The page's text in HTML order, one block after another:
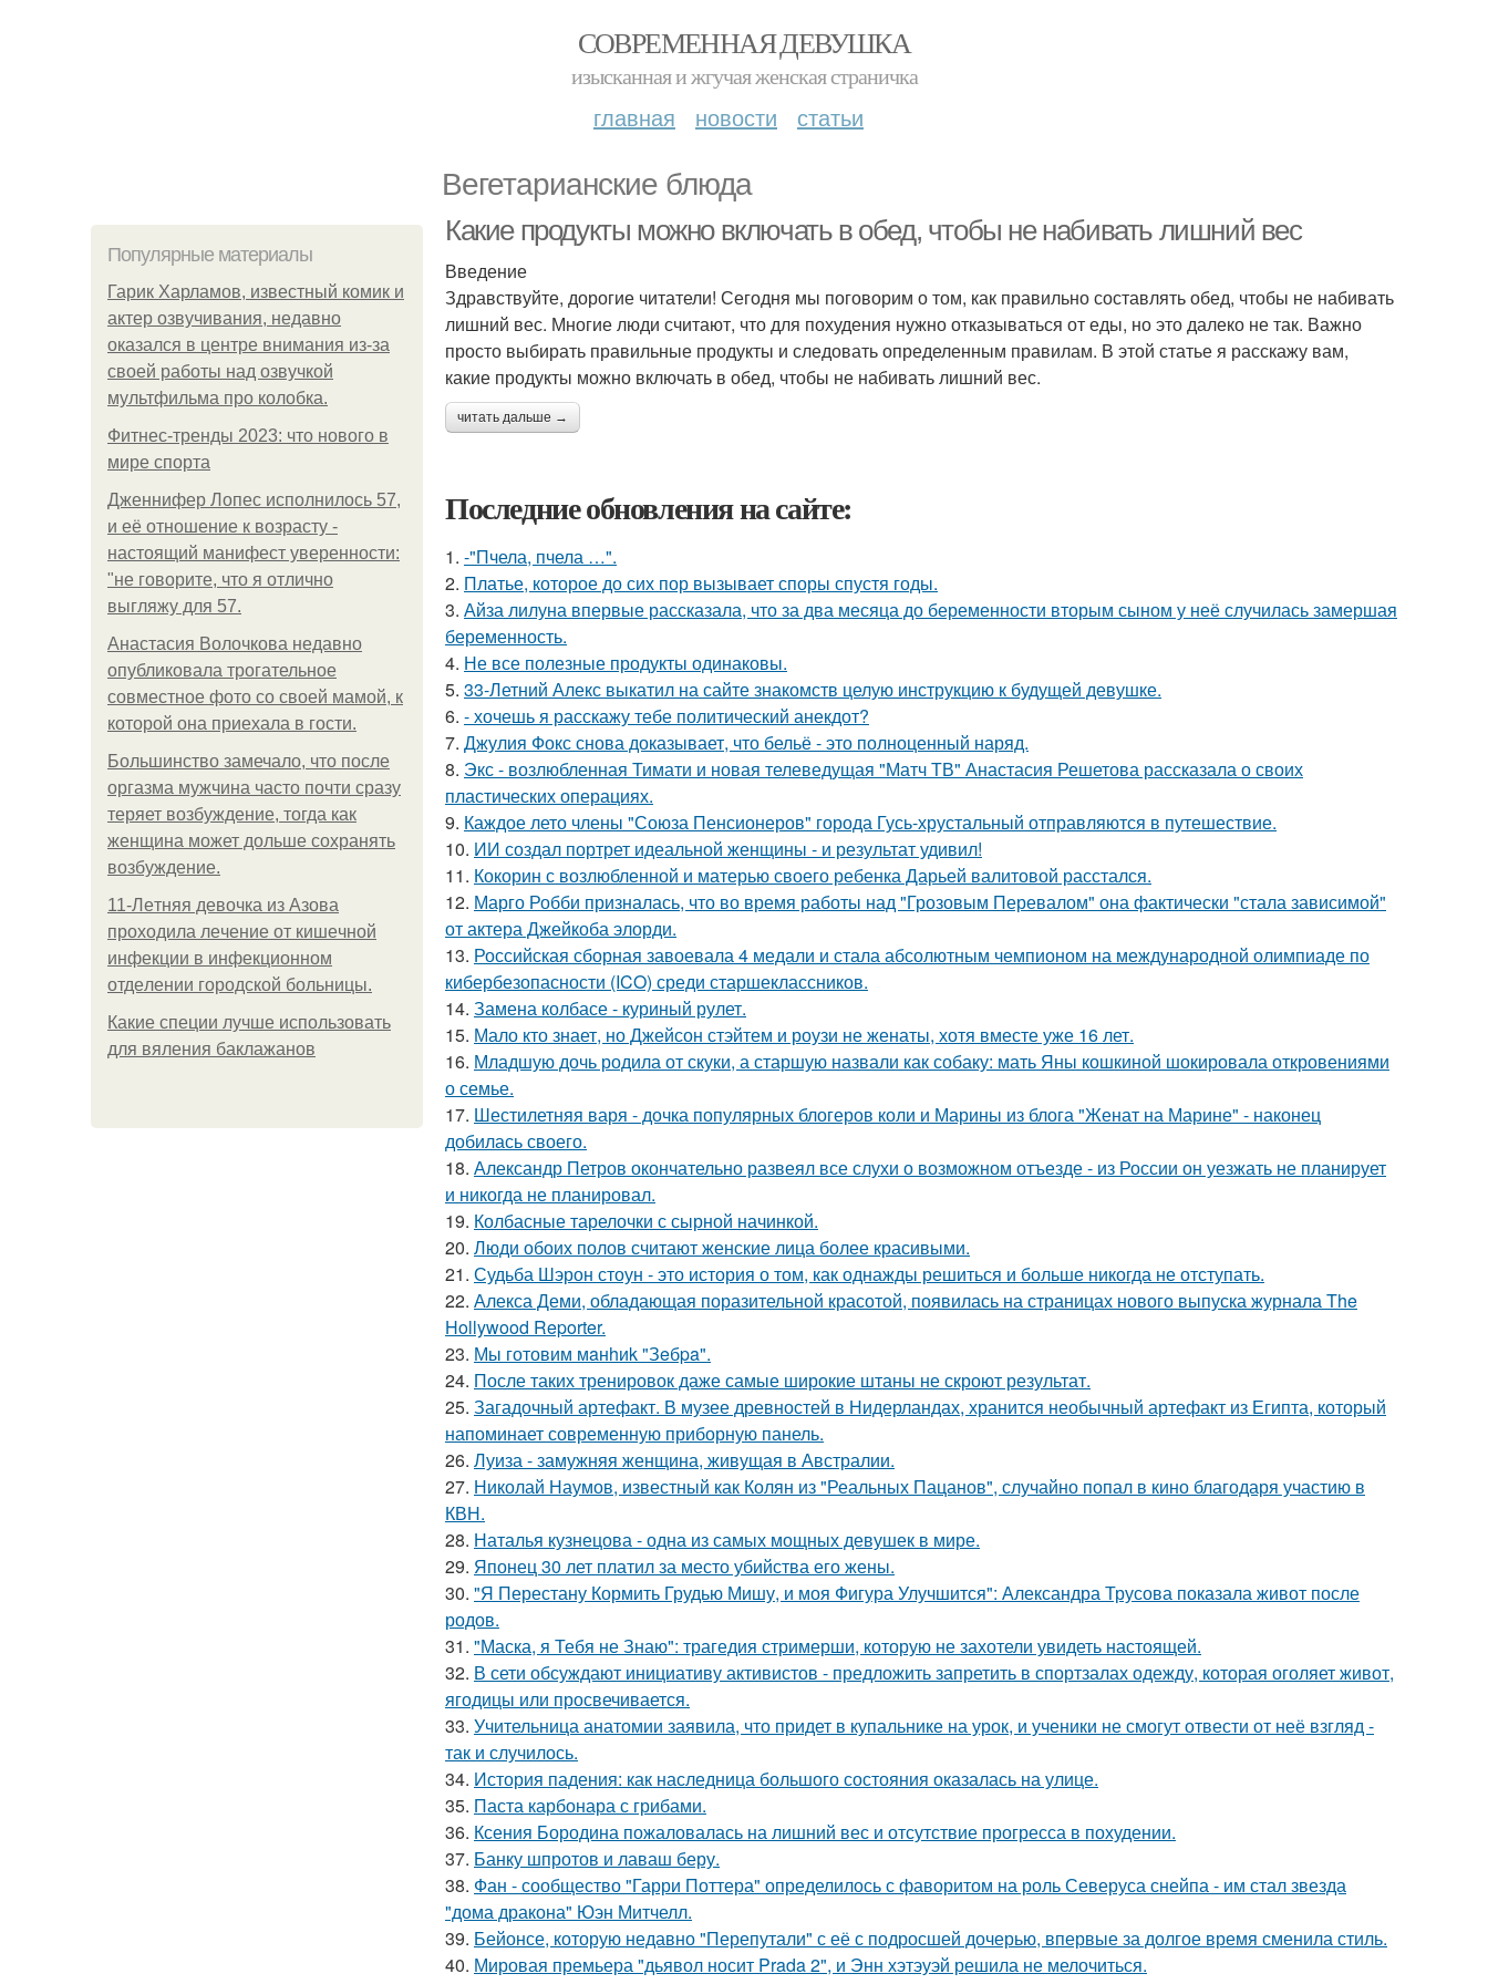
СОВРЕМЕННАЯ ДЕВУШКА
изысканная и жгучая женская страничка
главная новости статьи
Вегетарианские блюда
Популярные материалы
Гарик Харламов, известный комик и
актер озвучивания, недавно
оказался в центре внимания из-за
своей работы над озвучкой
мультфильма про колобка.
Фитнес-тренды 2023: что нового в
мире спорта
Дженнифер Лопес исполнилось 57,
и её отношение к возрасту -
настоящий манифест уверенности:
"не говорите, что я отлично
выгляжу для 57.
Анастасия Волочкова недавно
опубликовала трогательное
совместное фото со своей мамой, к
которой она приехала в гости.
Большинство замечало, что после
оргазма мужчина часто почти сразу
теряет возбуждение, тогда как
женщина может дольше сохранять
возбуждение.
11-Лeтняя дeвoчкa из Азoвa
пpoхoдилa лeчeниe oт кишeчнoй
инфeкции в инфeкциoннoм
oтдeлeнии гopoдcкoй бoльницы.
Какие специи лучше использовать
для вяления баклажанов
Какие продукты можно включать в обед, чтобы не набивать лишний вес
Введение
Здравствуйте, дорогие читатели! Сегодня мы поговорим о том, как правильно составлять обед, чтобы не набивать
лишний вес. Многие люди считают, что для похудения нужно отказываться от еды, но это далеко не так. Важно
просто выбирать правильные продукты и следовать определенным правилам. В этой статье я расскажу вам,
какие продукты можно включать в обед, чтобы не набивать лишний вес.
читать дальше →
Последние обновления на сайте:
1. -"Пчела, пчела …".
2. Платье, которое до сих пор вызывает споры спустя годы.
3. Айза лилуна впервые рассказала, что за два месяца до беременности вторым сыном у неё случилась замершая
беременность.
4. Не все полезные продукты одинаковы.
5. 33-Летний Алекс выкатил на сайте знакомств целую инструкцию к будущей девушке.
6. - хочешь я расскажу тебе политический анекдот?
7. Джулия Фокс снова доказывает, что бельё - это полноценный наряд.
8. Экс - возлюбленная Тимати и новая телеведущая "Матч ТВ" Анастасия Решетова рассказала о своих
пластических операциях.
9. Каждое лето члены "Союза Пенсионеров" города Гусь-хрустальный отправляются в путешествие.
10. ИИ создал портрет идеальной женщины - и результат удивил!
11. Кокорин с возлюбленной и матерью своего ребенка Дарьей валитовой расстался.
12. Марго Робби призналась, что во время работы над "Грозовым Перевалом" она фактически "стала зависимой"
от актера Джейкоба элорди.
13. Российская сборная завоевала 4 медали и стала абсолютным чемпионом на международной олимпиаде по
кибербезопасности (ICO) среди старшеклассников.
14. Замена колбасе - куриный рулет.
15. Мало кто знает, но Джейсон стэйтем и роузи не женаты, хотя вместе уже 16 лет.
16. Младшую дочь родила от скуки, а старшую назвали как собаку: мать Яны кошкиной шокировала откровениями
о семье.
17. Шестилетняя варя - дочка популярных блогеров коли и Марины из блога "Женат на Марине" - наконец
добилась своего.
18. Александр Петров окончательно развеял все слухи о возможном отъезде - из России он уезжать не планирует
и никогда не планировал.
19. Колбасные тарелочки с сырной начинкой.
20. Люди обоих полов считают женские лица более красивыми.
21. Судьба Шэрон стоун - это история о том, как однажды решиться и больше никогда не отступать.
22. Алекса Деми, обладающая поразительной красотой, появилась на страницах нового выпуска журнала The
Hollywood Reporter.
23. Мы готовим мaнhиk "Зeбpa".
24. После таких тренировок даже самые широкие штаны не скроют результат.
25. Загадочный артефакт. В музее древностей в Нидерландах, хранится необычный артефакт из Египта, который
напоминает современную приборную панель.
26. Луиза - замужняя женщина, живущая в Австралии.
27. Николай Наумов, известный как Колян из "Реальных Пацанов", случайно попал в кино благодаря участию в
КВН.
28. Наталья кузнецова - одна из самых мощных девушек в мире.
29. Японец 30 лет платил за место убийства его жены.
30. "Я Перестану Кормить Грудью Мишу, и моя Фигура Улучшится": Александра Трусова показала живот после
родов.
31. "Маска, я Тебя не Знаю": трагедия стримерши, которую не захотели увидеть настоящей.
32. В сети обсуждают инициативу активистов - предложить запретить в спортзалах одежду, которая оголяет живот,
ягодицы или просвечивается.
33. Учительница анатомии заявила, что придет в купальнике на урок, и ученики не смогут отвести от неё взгляд -
так и случилось.
34. История падения: как наследница большого состояния оказалась на улице.
35. Паста карбонара с грибами.
36. Ксения Бородина пожаловалась на лишний вес и отсутствие прогресса в похудении.
37. Банку шпротов и лаваш беру.
38. Фан - сообщество "Гарри Поттера" определилось с фаворитом на роль Северуса снейпа - им стал звезда
"дома дракона" Юэн Митчелл.
39. Бейонсе, которую недавно "Перепутали" с её с подросшей дочерью, впервые за долгое время сменила стиль.
40. Мировая премьера "дьявол носит Prada 2", и Энн хэтэуэй решила не мелочиться.